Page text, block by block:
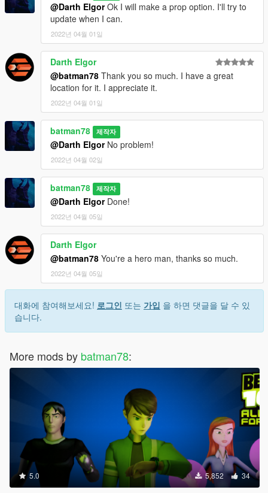
@Darth ElgorOk I will make a prop option. I'll try to
update when I can.
2022년 04월 01일
Darth Elgor
@batman78 Thank you so much. I have a great
location for it. I appreciate it.
2022년 04월 01일
batman78 제작자
@Darth ElgorNo problem!
2022년 04월 02일
batman78 제작자
@Darth ElgorDone!
2022년 04월 05일
Darth Elgor
@batman78 You're a hero man, thanks so much.
2022년 04월 05일
대화에 참여해보세요! 로그인 또는 가입 을 하면 댓글을 달 수 있
습니다.
More mods by batman78:
5.0 5,852 34